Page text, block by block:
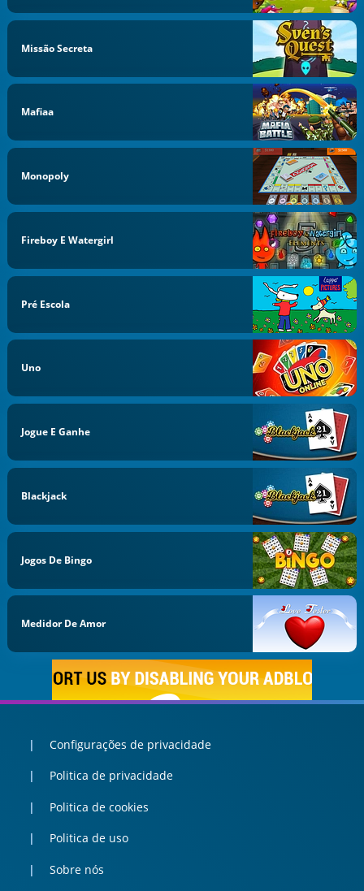
Missão Secreta
Mafiaa
Monopoly
Fireboy E Watergirl
Pré Escola
Uno
Jogue E Ganhe
Blackjack
Jogos De Bingo
Medidor De Amor
Configurações de privacidade
Politica de privacidade
Politica de cookies
Politica de uso
Sobre nós